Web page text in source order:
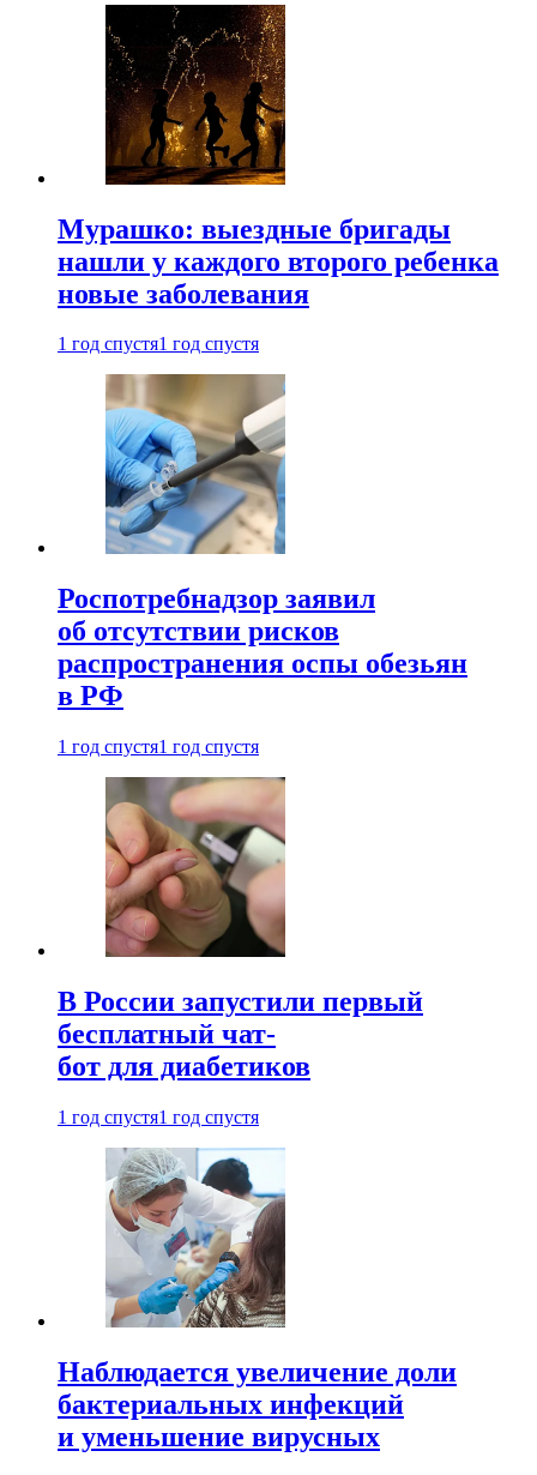
Мурашко: выездные бригады
нашли у каждого второго ребенка
новые заболевания
1 год спустя1 год спустя
Роспотребнадзор заявил
об отсутствии рисков
распространения оспы обезьян
в РФ
1 год спустя1 год спустя
В России запустили первый
бесплатный чат-
бот для диабетиков
1 год спустя1 год спустя
Наблюдается увеличение доли
бактериальных инфекций
и уменьшение вирусных